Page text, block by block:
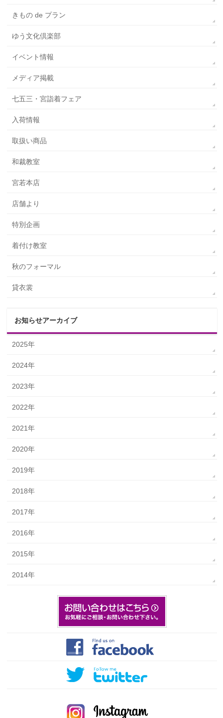
きもの de プラン
ゆう文化倶楽部
イベント情報
メディア掲載
七五三・宮詣着フェア
入荷情報
取扱い商品
和裁教室
宮若本店
店舗より
特別企画
着付け教室
秋のフォーマル
貸衣裳
お知らせアーカイブ
2025年
2024年
2023年
2022年
2021年
2020年
2019年
2018年
2017年
2016年
2015年
2014年